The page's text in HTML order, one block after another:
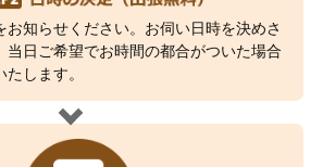
お知らせください。お伺い日時を決めさ
当日ご希望でお時間の都合がついた場合
します。